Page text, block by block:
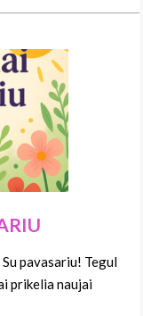
Su pavasariu! Tegul
prikelia naujai